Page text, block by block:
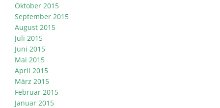
Oktober 2015
September 2015
August 2015
Juli 2015
Juni 2015
Mai 2015
April 2015
März 2015
Februar 2015
Januar 2015